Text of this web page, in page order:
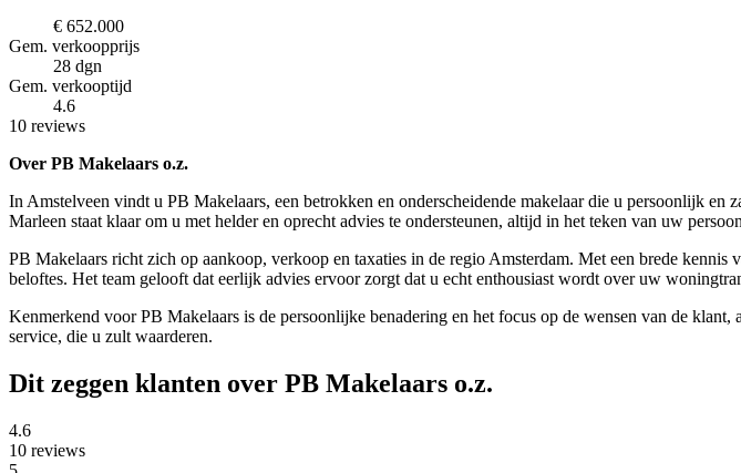
€ 652.000
Gem. verkoopprijs
28 dgn
Gem. verkooptijd
4.6
10 reviews
Over PB Makelaars o.z.
In Amstelveen vindt u PB Makelaars, een betrokken en onderscheidende makelaar die u persoonlijk
Marleen staat klaar om u met helder en oprecht advies te ondersteunen, altijd in het teken van uw
PB Makelaars richt zich op aankoop, verkoop en taxaties in de regio Amsterdam. Met een brede
beloftes. Het team gelooft dat eerlijk advies ervoor zorgt dat u echt enthousiast wordt over uw
Kenmerkend voor PB Makelaars is de persoonlijke benadering en het focus op de wensen van de
service, die u zult waarderen.
Dit zeggen klanten over PB Makelaars o.z.
4.6
10 reviews